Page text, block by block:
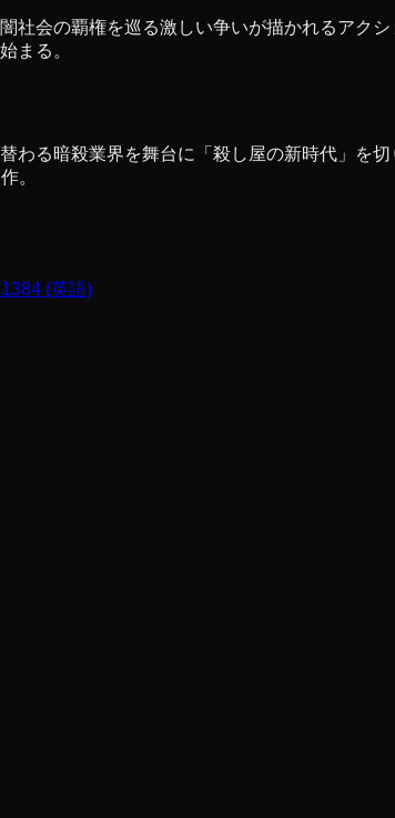
会の覇権を巡る激しい争いが描かれるアク
まる。
る暗殺業界を舞台に「殺し屋の新時代」を
。
(英語)